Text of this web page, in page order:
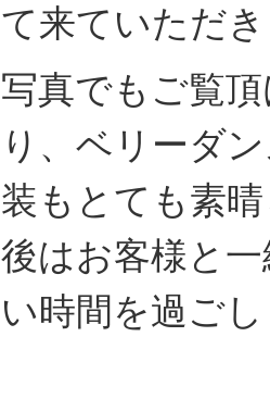
て来ていただ
写真でもご覧
り、ベリーダ
装もとても素
後はお客様と
い時間を過ご